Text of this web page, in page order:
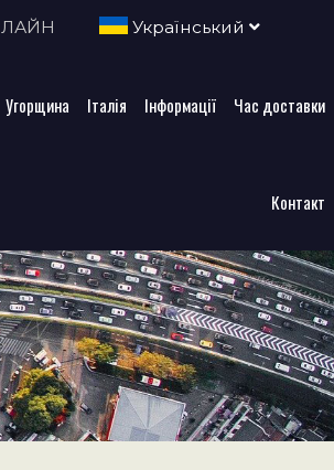
Український
Угорщина Італія Інформації Час доставки
Контакт